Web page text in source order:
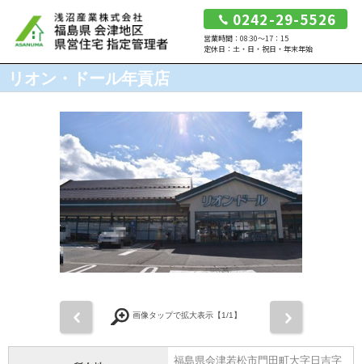
0242-29-5526
営業時間：08:30～17：15
定休日：土・日・祝日・年末年始
リオン・ドール年貢店
画像タップで拡大表示【1/1】
福島県会津若松市門田町大字日吉字